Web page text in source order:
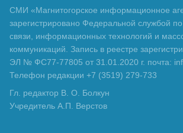
СМИ «Магнитогорское информационное
зарегистрировано Федеральной службой
связи, информационных технологий и
коммуникаций. Запись в реестре
ЭЛ № ФС77-77805 от 31.01.2020 г. почта:
Телефон редакции +7 (3519) 279-733
Гл. редактор В. О. Болкун
Учредитель А.П. Верстов